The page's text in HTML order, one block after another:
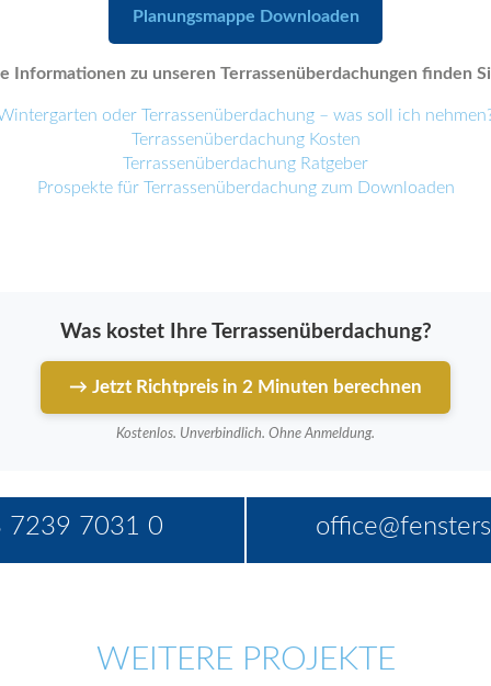
Planungsmappe Downloaden
Informationen zu unseren Terrassenüberdachungen finden
oder Terrassenüberdachung – was soll ich
Terrassenüberdachung Kosten
Terrassenüberdachung Ratgeber
Prospekte für Terrassenüberdachung zum Downloaden
Was kostet Ihre Terrassenüberdachung?
→ Jetzt Richtpreis in 2 Minuten berechnen
Kostenlos. Unverbindlich. Ohne Anmeldung.
7239 7031 0
WEITERE PROJEKTE